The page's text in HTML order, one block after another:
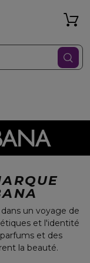
un voyage de
et l'identité
et des
la beauté.